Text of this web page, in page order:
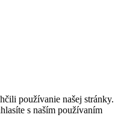
používanie našej stránky.
s naším používaním